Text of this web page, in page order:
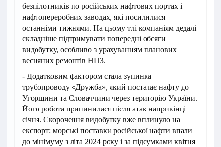
безпілотників по російських нафтових портах і
нафтопереробних заводах, які посилилися
останніми тижнями. На цьому тлі компаніям дедалі
складніше підтримувати попередні обсяги
видобутку, особливо з урахуванням планових
весняних ремонтів НПЗ.
- Додатковим фактором стала зупинка
трубопроводу «Дружба», який постачає нафту до
Угорщини та Словаччини через територію України.
Його робота припинилася після атак наприкінці
січня. Скорочення видобутку вже вплинуло на
експорт: морські поставки російської нафти впали
до мінімуму з літа 2024 року і за підсумками квітня